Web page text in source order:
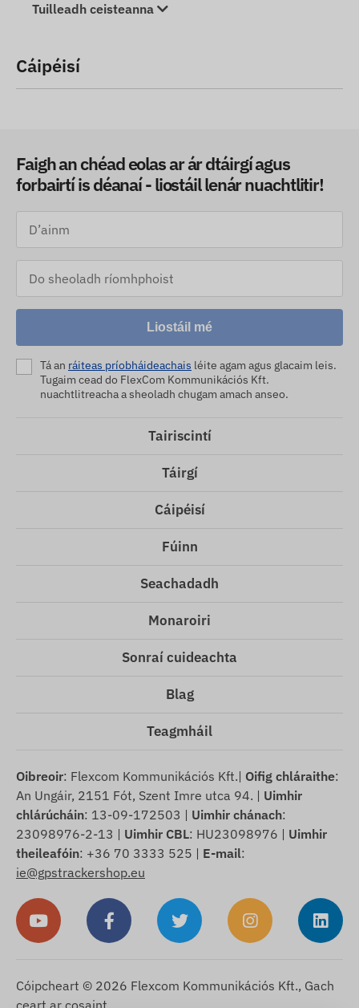
Tuilleadh ceisteanna
Cáipéisí
Faigh an chéad eolas ar ár dtáirgí agus
forbairtí is déanaí - liostáil lenár nuachtlitir!
Liostáil mé
Tá an ráiteas príobháideachais léite agam agus glacaim leis.
Tugaim cead do FlexCom Kommunikációs Kft.
nuachtlitreacha a sheoladh chugam amach anseo.
Tairiscintí
Táirgí
Cáipéisí
Fúinn
Seachadadh
Monaroiri
Sonraí cuideachta
Blag
Teagmháil
Oibreoir: Flexcom Kommunikációs Kft.| Oifig chláraithe:
An Ungáir, 2151 Fót, Szent Imre utca 94. | Uimhir
chlárúcháin: 13-09-172503 | Uimhir chánach:
23098976-2-13 | Uimhir CBL: HU23098976 | Uimhir
theileafóin: +36 70 3333 525 | E-mail:
ie@gpstrackershop.eu
Cóipcheart © 2026 Flexcom Kommunikációs Kft., Gach